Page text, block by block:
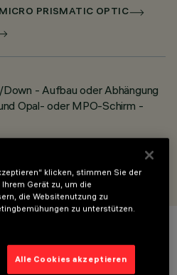
PRISMATIC OPTIC
- Aufbau oder Abhängung
Opal- oder MPO-Schirm -
klicken, stimmen Sie der
Gerät zu, um die
die Websitenutzung zu
zu unterstützen.
Alle Cookies akzeptieren